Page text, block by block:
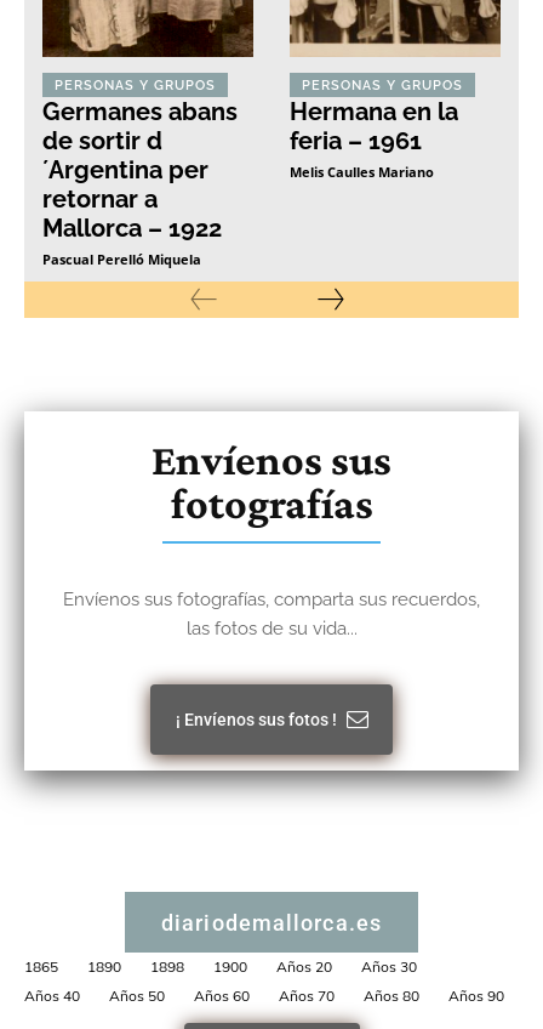
PERSONAS Y GRUPOS
Germanes abans
de sortir d
´Argentina per
retornar a
Mallorca – 1922
Pascual Perelló Miquela
PERSONAS Y GRUPOS
Hermana en la
feria – 1961
Melis Caulles Mariano
Envíenos sus
fotografías
Envíenos sus fotografías, comparta sus recuerdos,
las fotos de su vida...
¡ Envíenos sus fotos !
diariodemallorca.es
1865 1890 1898 1900 Años 20
Años 30
Años 40
Años 50 Años 60 Años 70 Años 80 Años 90